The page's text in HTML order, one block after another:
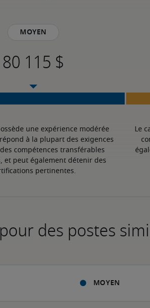
Moyen
une expérience modérée
à la plupart des exigences
compétences transférables
et peut également détenir des
pertinentes.
Le
des postes